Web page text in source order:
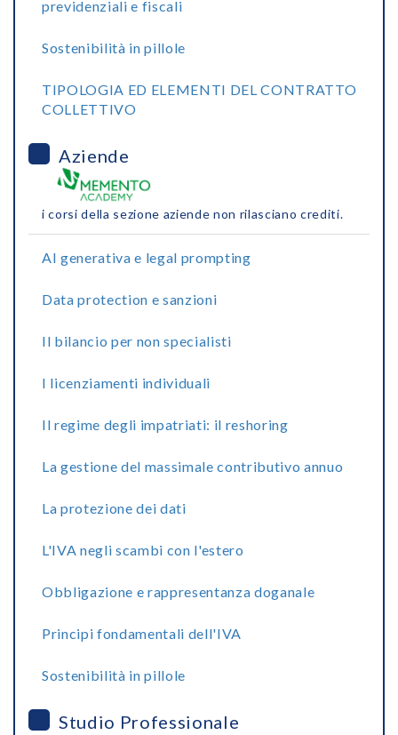
previdenziali e fiscali
Sostenibilità in pillole
TIPOLOGIA ED ELEMENTI DEL CONTRATTO
COLLETTIVO
Aziende
i corsi della sezione aziende non rilasciano crediti.
AI generativa e legal prompting
Data protection e sanzioni
Il bilancio per non specialisti
I licenziamenti individuali
Il regime degli impatriati: il reshoring
La gestione del massimale contributivo annuo
La protezione dei dati
L'IVA negli scambi con l'estero
Obbligazione e rappresentanza doganale
Principi fondamentali dell'IVA
Sostenibilità in pillole
Studio Professionale